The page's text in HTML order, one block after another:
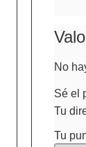
No
Sé el
Tu
Tu